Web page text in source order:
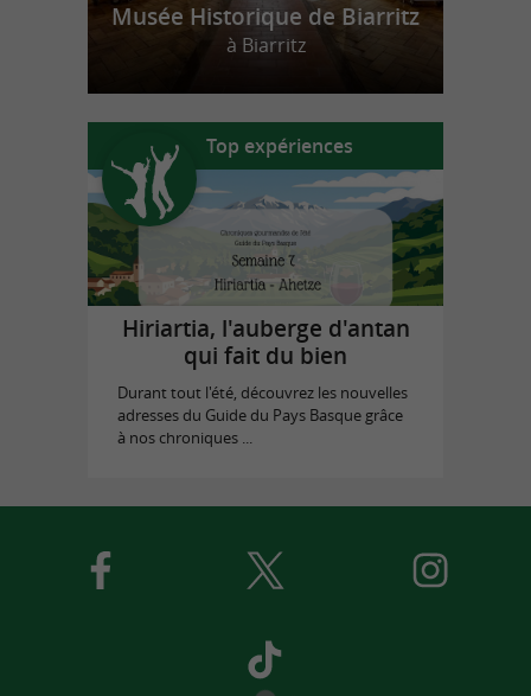
Musée Historique de Biarritz
à Biarritz
Top expériences
Hiriartia, l'auberge d'antan
qui fait du bien
Durant tout l'été, découvrez les nouvelles
adresses du Guide du Pays Basque grâce
à nos chroniques ...